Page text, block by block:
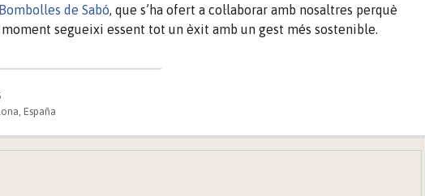
Bombolles de Sabó, que s’ha ofert a col·laborar amb nosaltres perquè
segueixi essent tot un èxit amb un gest més sostenible.
España